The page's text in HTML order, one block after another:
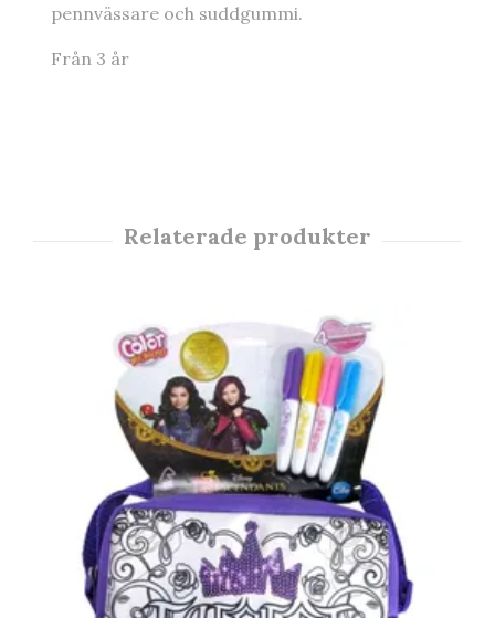
pennvässare och suddgummi.
Från 3 år